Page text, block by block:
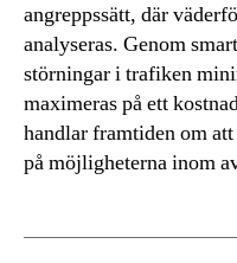
angreppssätt, där
analyseras. Genom
störningar i trafiken
maximeras på ett
handlar framtiden om
på möjligheterna inom